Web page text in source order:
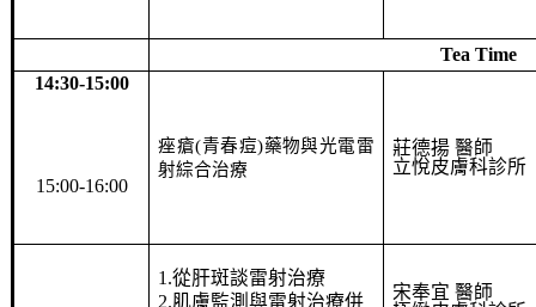
14:30-15:00
Tea Time
15:00-16:00
痤瘡(青春痘)藥物與光電雷
射綜合治療
莊德揚 醫師
立悅皮膚科診所
1.從肝斑談雷射治療
2.肌膚監測與雷射治療併
宋奉宜 醫師